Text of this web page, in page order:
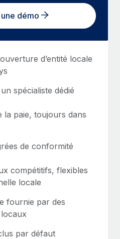
démo
d’entité locale
spécialiste dédié
la paie, toujours dans
de conformité
compétitifs, flexibles
locale
fournie par des
par défaut